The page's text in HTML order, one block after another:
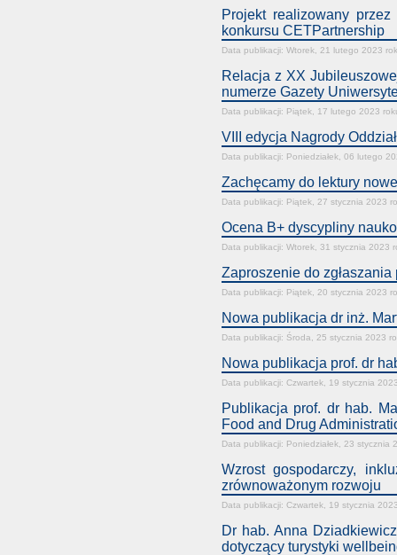
Projekt realizowany
konkursu CETPartnership
Data publikacji: Wtorek, 21 lutego 2023
Relacja z XX
numerze Gazety
Data publikacji: Piątek, 17 lutego 2023
VIII edycja Nagrody
Data publikacji: Poniedziałek, 06 lutego
Zachęcamy do lektury
Data publikacji: Piątek, 27 stycznia 2023
Ocena B+ dyscypliny
Data publikacji: Wtorek, 31 stycznia 2023
Zaproszenie do
Data publikacji: Piątek, 20 stycznia 2023
Nowa publikacja dr inż.
Data publikacji: Środa, 25 stycznia 2023
Nowa publikacja prof. dr
Data publikacji: Czwartek, 19 stycznia
Publikacja prof. dr hab.
Food and Drug
Data publikacji: Poniedziałek, 23 stycznia
Wzrost gospodarczy,
zrównoważonym rozwoju
Data publikacji: Czwartek, 19 stycznia
Dr hab. Anna
dotyczący turystyki